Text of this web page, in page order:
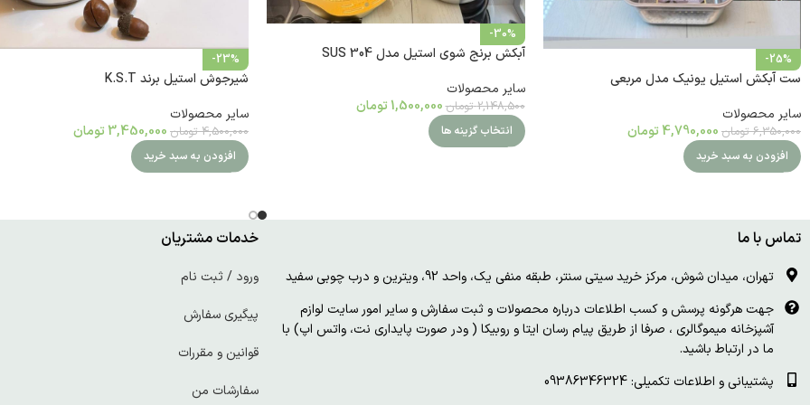
-25%
ست آبکش استیل یونیک مدل مربعی
سایر محصولات
6,350,000 تومان 4,790,000 تومان
افزودن به سبد خرید
-30%
آبکش برنج شوی استیل مدل SUS 304
سایر محصولات
2,148,500 تومان1,500,000 تومان
انتخاب گزینه ها
-23%
شیرجوش استیل برند K.S.T
سایر محصولات
4,500,000 تومان 3,450,000 تومان
افزودن به سبد خرید
تماس با ما
تهران، میدان شوش، مرکز خرید سیتی سنتر، طبقه منفی یک، واحد 92، ویترین و درب چوبی سفید
جهت هرگونه پرسش و کسب اطلاعات درباره محصولات و ثبت سفارش و سایر امور سایت لوازم
آشپزخانه میموگالری ، صرفا از طریق پیام رسان ایتا و روبیکا ( ودر صورت پایداری نت، واتس اپ) با
ما در ارتباط باشید.
پشتیبانی و اطلاعات تکمیلی: 09386346324
خدمات مشتریان
ورود / ثبت نام
پیگیری سفارش
قوانین و مقررات
سفارشات من